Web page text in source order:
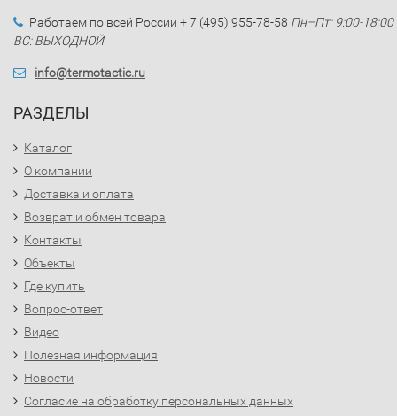
Работаем по всей России + 7 (495) 955-78-58 Пн–Пт: 9:00-18:00
ВС: ВЫХОДНОЙ
info@termotactic.ru
РАЗДЕЛЫ
Каталог
О компании
Доставка и оплата
Возврат и обмен товара
Контакты
Объекты
Где купить
Вопрос-ответ
Видео
Полезная информация
Новости
Согласие на обработку персональных данных